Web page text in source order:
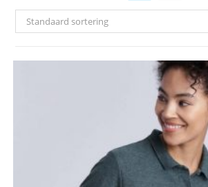
Standaard sortering